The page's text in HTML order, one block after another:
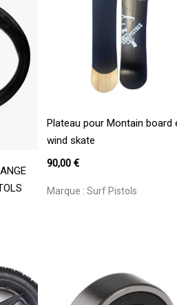
Ajouter Au Panier
Plateau pour Montain board
wind skate
90,00 €
Marque : Surf Pistols